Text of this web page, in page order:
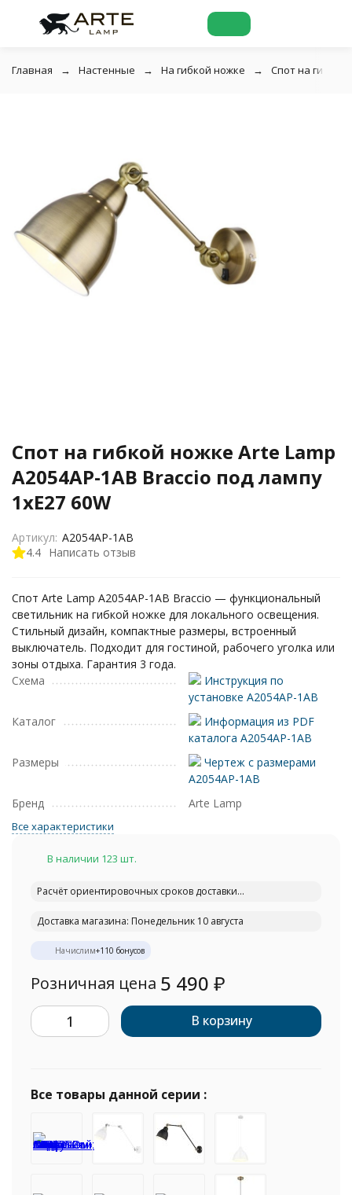
Главная Настенные На гибкой ножке Спот на гибкой
Спот на гибкой ножке Arte Lamp
A2054AP-1AB Braccio под лампу
1xE27 60W
4.4 Написать отзыв
Артикул: A2054AP-1AB
Спот Arte Lamp A2054AP-1AB Braccio — функциональный
светильник на гибкой ножке для локального освещения.
Стильный дизайн, компактные размеры, встроенный
выключатель. Подходит для гостиной, рабочего уголка или
зоны отдыха. Гарантия 3 года.
Схема
Инструкция по
установке A2054AP-1AB
Каталог
Информация из PDF
каталога A2054AP-1AB
Размеры
Чертеж с размерами
A2054AP-1AB
Бренд
Arte Lamp
Все характеристики
В наличии 123 шт.
Расчёт ориентировочных сроков доставки...
Доставка магазина: Понедельник 10 августа
Начислим+110 бонусов
Розничная цена 5 490 ₽
В корзину
Все товары данной серии :